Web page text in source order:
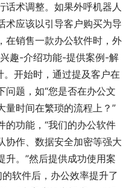
话术调整。如果外呼机器人
术应该以引导客户购买为导
在销售一款办公软件时，外
趣-介绍功能-提供案例-解
开始时，通过提及客户在
问题，如“您是否在办公文
量时间在繁琐的流程上？”
的功能，“我们的办公软件
协作、数据安全加密等强大
升。”然后提供成功使用案
软件后，办公效率提升了